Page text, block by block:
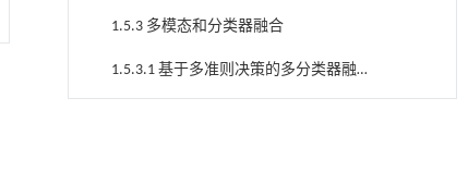
1.5.3 多模态和分类器融合
1.5.3.1 基于多准则决策的多分类器融合
算法（MCF）